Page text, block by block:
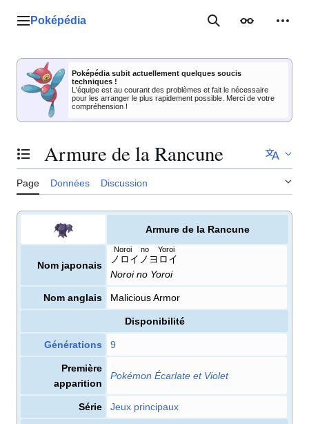
Menu principal
Poképédia RechercherApparence
Poképédia subit actuellement quelques soucis
techniques !
L'équipe est au courant des problèmes et fait le nécessaire
pour les arranger le plus rapidement possible. Merci de votre
compréhension !
Basculer la table des matières
Armure de la Rancune
Page Données Discussion
Armure de la Rancune
Nom japonais
ノロイノヨロイ
Noroi no Yoroi
Noroi no Yoroi
Nom anglais Malicious Armor
Disponibilité
Générations 9
Première
apparition
Pokémon Écarlate et Violet
Série Jeux principaux